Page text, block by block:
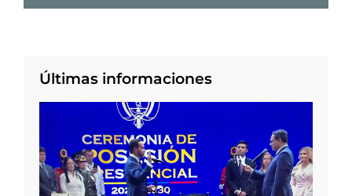
Últimas informaciones